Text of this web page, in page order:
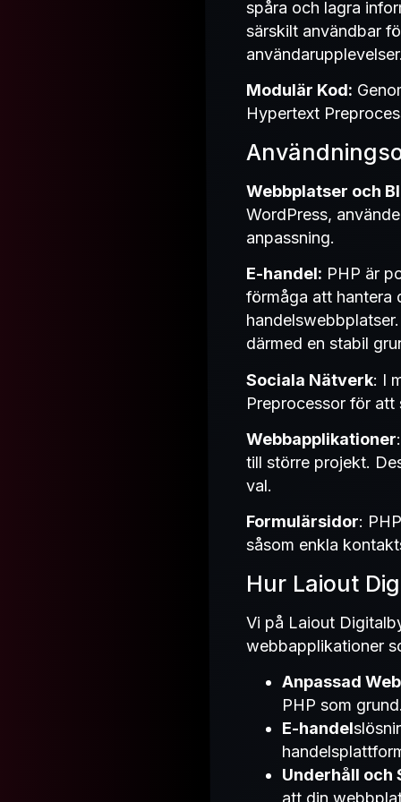
spåra och lagra
särskilt användbar
Modulär Kod:
Hypertext
Webbplatser och
WordPress,
anpassning.
E-handel: PHP är
förmåga att hantera
därmed en stabil
Sociala Nätverk: I
Preprocessor för
Webbapplikationer
till större projekt.
val.
Formulärsidor:
såsom enkla
Hur Laiout
Vi på Laiout
webbapplikationer
Anpassad
PHP som
E-handel
Underhåll och
att din